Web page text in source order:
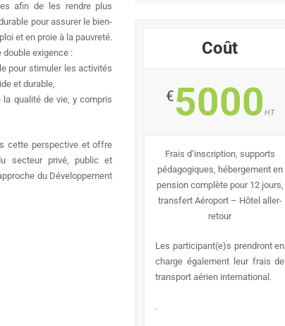
afin de les rendre plus
pour assurer le bien-
et en proie à la pauvreté.
double exigence :
pour stimuler les activités
et durable,
la qualité de vie, y compris
cette perspective et offre
secteur privé, public et
du Développement
Coût
€5000 HT
Frais d’inscription, supports
pédagogiques, hébergement en
pension complète pour 12 jours,
transfert Aéroport – Hôtel aller-
retour
Les participant(e)s prendront en
charge également leur frais de
transport aérien international.
.